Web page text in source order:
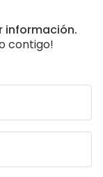
información.
contigo!